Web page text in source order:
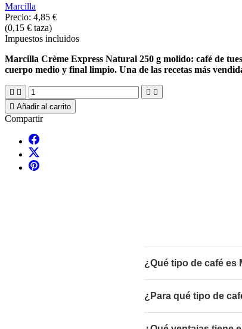
Marcilla
Precio: 4,85 €
(0,15 € taza)
Impuestos incluidos
Marcilla Crème Express Natural 250 g molido: café de
cuerpo medio y final limpio. Una de las recetas más
   
 Añadir al carrito
Compartir
¿Qué tipo de café es
¿Para qué tipo de